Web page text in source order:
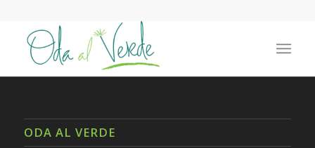
ODA AL VERDE